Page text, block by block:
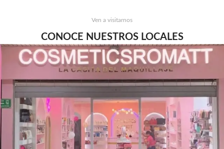
Ven a visitarnos
CONOCE NUESTROS LOCALES